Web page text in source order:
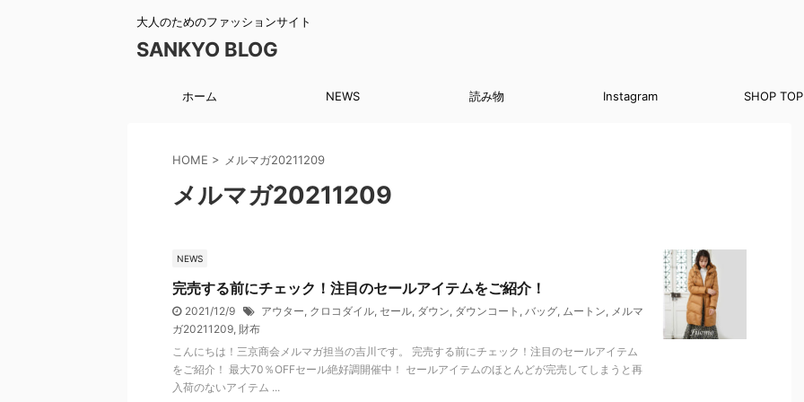
大人のためのファッションサイト
SANKYO BLOG
ホーム NEWS 読み物 Instagram SHOP TOP
HOME > メルマガ20211209
メルマガ20211209
NEWS
完売する前にチェック！注目のセールアイテムをご紹介！
2021/12/9 アウター, クロコダイル, セール, ダウン, ダウンコート , バッグ, ムートン, メルマ
ガ20211209, 財布
こんにちは！三京商会メルマガ担当の吉川です。 完売する前にチェック！注目のセールアイテム
をご紹介！ 最大70％OFFセール絶好調開催中！ セールアイテムのほとんどが完売してしまうと再
入荷のないアイテム ...